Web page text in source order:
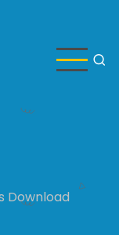
Download